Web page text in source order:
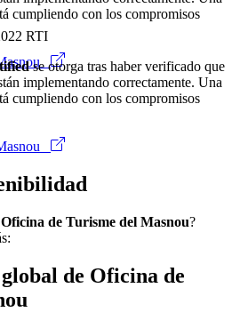
cumpliendo con los compromisos
RTI
se otorga tras haber verificado que
implementando correctamente. Una
cumpliendo con los compromisos
Oficina de Turisme del Masnou?
de Oficina de